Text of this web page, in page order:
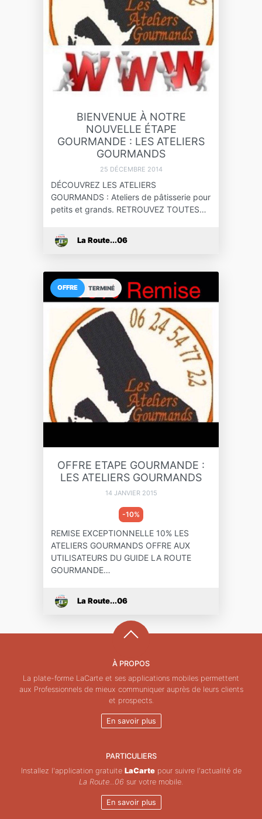
BIENVENUE À NOTRE
NOUVELLE ÉTAPE
GOURMANDE : LES ATELIERS
GOURMANDS
25 DÉCEMBRE 2014
DÉCOUVREZ LES ATELIERS
GOURMANDS : Ateliers de pâtisserie pour
petits et grands. RETROUVEZ TOUTES…
La Route...06
TERMINÉ
OFFRE
OFFRE ETAPE GOURMANDE :
LES ATELIERS GOURMANDS
14 JANVIER 2015
-10%
REMISE EXCEPTIONNELLE 10% LES
ATELIERS GOURMANDS OFFRE AUX
UTILISATEURS DU GUIDE LA ROUTE
GOURMANDE…
La Route...06
À PROPOS
La plate-forme LaCarte et ses applications mobiles permettent
aux Professionnels de mieux communiquer auprès de leurs clients
et prospects.
En savoir plus
PARTICULIERS
Installez l'application gratuite LaCartepour suivre l'actualité de
La Route...06 sur votre mobile.
En savoir plus